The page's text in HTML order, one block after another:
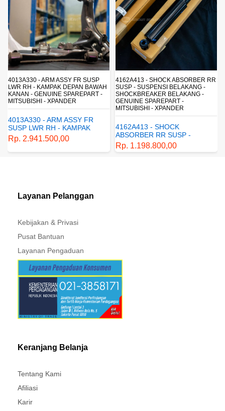
ARM ASSY FR SUSP
DEPAN BAWAH
SPAREPART -
- XPANDER
- ARM ASSY FR
RH - KAMPAK
KANAN -
SPAREPART -
- XPANDER
4162A413 - SHOCK ABSORBER RR
SUSP - SUSPENSI BELAKANG -
SHOCKBREAKER BELAKANG -
GENUINE SPAREPART -
MITSUBISHI - XPANDER
4162A413 - SHOCK
ABSORBER RR SUSP -
SUSPENSI BELAKANG -
SHOCKBREAKER BELAKANG
Rp. 1.198.800,00
1770A233 -
- SARINGAN
SARINGAN
BAHAN
PAJERO
Rp.
Layanan Pelanggan
Kebijakan & Privasi
Pusat Bantuan
Layanan Pengaduan
Keranjang Belanja
Tentang Kami
Afiliasi
Karir